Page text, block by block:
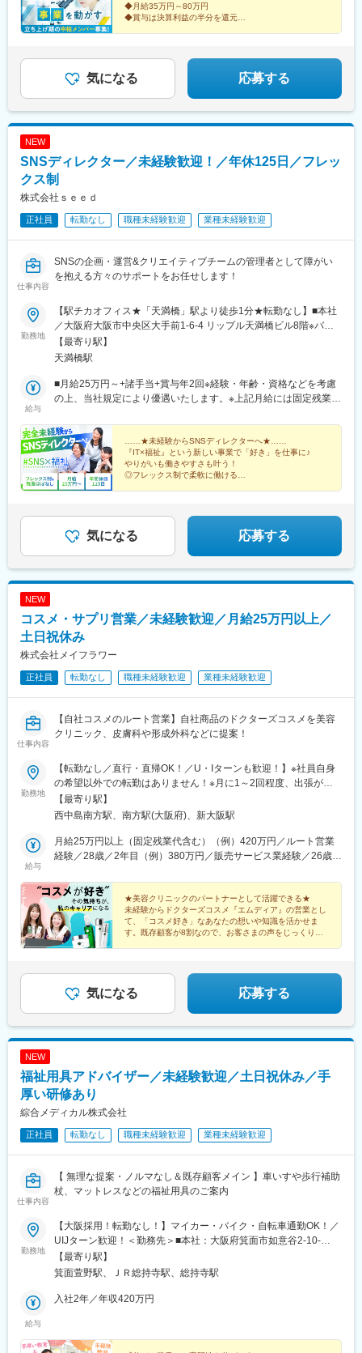
◆月給35万円～80万円
◆賞与は決算利益の半分を還元
気になる 応募する
NEW
SNSディレクター／未経験歓迎！／年休125日／フレッ
クス制
株式会社ｓｅｅｄ
正社員 転勤なし 職種未経験歓迎 業種未経験歓迎
仕事内容
SNSの企画・運営&クリエイティブチームの管理者として障がい
を抱える方々のサポートをお任せします！
勤務地
【駅チカオフィス★「天満橋」駅より徒歩1分★転勤なし】■本社
／大阪府大阪市中央区大手前1-6-4 リップル天満橋ビル8階※バイ
ク・自転車通勤相談可〈アクセス〉・京阪・大阪メトロ「天満
橋」駅より徒歩1分・大阪メトロ「谷町四丁目」駅より徒歩7分
【最寄り駅】
天満橋駅
給与
■月給25万円～+諸手当+賞与年2回※経験・年齢・資格などを考慮
の上、当社規定により優遇いたします。※上記月給には固定残業代
します。
……★未経験からSNSディレクターへ★……
『IT×福祉』という新しい事業で「好き」を仕事に♪
やりがいも働きやすさも叶う！
◎フレックス制で柔軟に働ける
気になる 応募する
NEW
コスメ・サプリ営業／未経験歓迎／月給25万円以上／
土日祝休み
株式会社メイフラワー
正社員 転勤なし 職種未経験歓迎 業種未経験歓迎
仕事内容
【自社コスメのルート営業】自社商品のドクターズコスメを美容
クリニック、皮膚科や形成外科などに提案！
勤務地
【転勤なし／直行・直帰OK！／U・Iターンも歓迎！】※社員自身
の希望以外での転勤はありません！※月に1～2回程度、出張が発
生することもあります。大阪府大阪市淀川区西中島5-7-19 第７
新大阪ビル201号室■アクセスJR線「新大阪駅」南口より徒歩6分
方駅」北改札口より徒歩 7分※受動喫煙対策：屋内完全禁煙
【最寄り駅】
西中島南方駅、南方駅(大阪府)、新大阪駅
給与
月給25万円以上（固定残業代含む）（例）420万円／ルート営業
経験／28歳／2年目（例）380万円／販売サービス業経験／26歳／
月49,000円～支給※上記を超える時間外労働分は追加で支給
★美容クリニックのパートナーとして活躍できる★
未経験からドクターズコスメ『エムディア』の営業とし
て、「コスメ好き」なあなたの想いや知識を活かせま
す。既存顧客が8割なので、お客さまの声をじっくり聴
気になる 応募する
NEW
福祉用具アドバイザー／未経験歓迎／土日祝休み／手
厚い研修あり
綜合メディカル株式会社
正社員 転勤なし 職種未経験歓迎 業種未経験歓迎
仕事内容
【 無理な提案・ノルマなし＆既存顧客メイン 】車いすや歩行補助
杖、マットレスなどの福祉用具のご案内
勤務地
【大阪採用！転勤なし！】マイカー・バイク・自転車通勤OK！／
UIJターン歓迎！＜勤務先＞■本社：大阪府箕面市如意谷2-10-
35（駐車場・駐輪場完備）
【最寄り駅】
箕面萱野駅、ＪＲ総持寺駅、総持寺駅
給与
入社2年／年収420万円